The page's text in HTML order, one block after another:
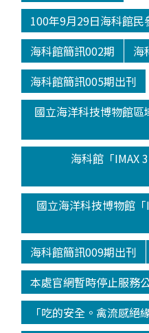
100年9月29日海科館
海科館簡訊002期
海
海科館簡訊005期出刊
國立海洋科技博物館
海科館「IMAX
國立海洋科技博物館
海科館簡訊009期出刊
本處官網暫時停止服務
「吃的安全。禽流感絕緣